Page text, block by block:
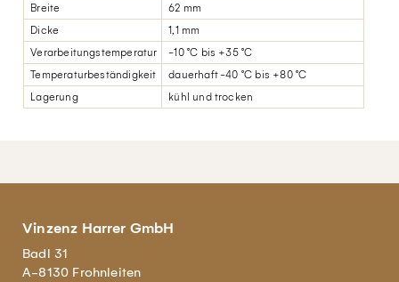
Breite
62 mm
Dicke
1,1 mm
Verarbeitungstemperatur
-10 °C bis +35 °C
Temperaturbeständigkeit
dauerhaft -40 °C bis +80 °C
Lagerung
kühl und trocken
Vinzenz Harrer GmbH
Badl 31
A-8130 Frohnleiten